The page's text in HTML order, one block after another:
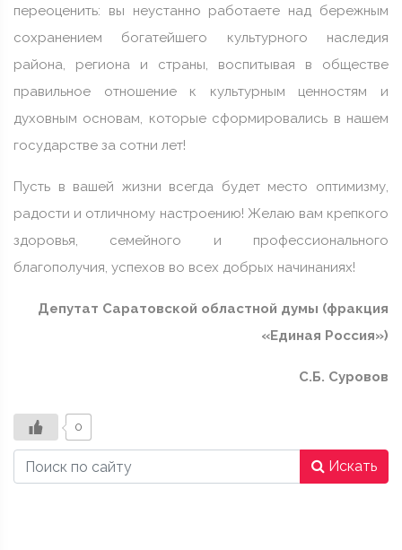
переоценить: вы неустанно работаете над бережным
сохранением богатейшего культурного наследия
района, региона и страны, воспитывая в обществе
правильное отношение к культурным ценностям и
духовным основам, которые сформировались в нашем
государстве за сотни лет!
Пусть в вашей жизни всегда будет место оптимизму,
радости и отличному настроению! Желаю вам крепкого
здоровья, семейного и профессионального
благополучия, успехов во всех добрых начинаниях!
Депутат Саратовской областной думы (фракция
«Единая Россия»)
С.Б. Суровов
0
Искать